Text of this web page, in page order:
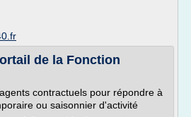
de la Fonction
contractuels pour répondre à
ou saisonnier d'activité